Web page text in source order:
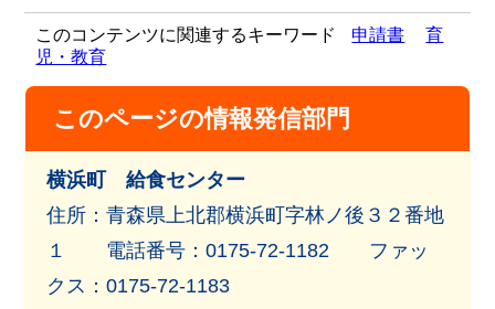
このコンテンツに関連するキーワード 申請書
育
児・教育
このページの情報発信部門
横浜町 給食センター
住所：青森県上北郡横浜町字林ノ後３２番地
１ 電話番号：0175-72-1182 ファッ
クス：0175-72-1183